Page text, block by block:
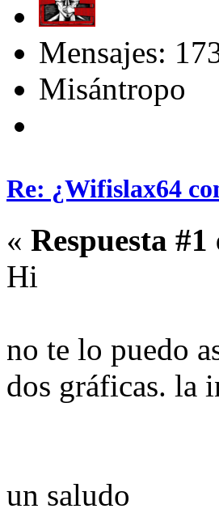
Mensajes:
Misántropo
Re: ¿Wifislax64
« Respuesta #1
Hi
no te lo puedo
dos gráficas. la
un saludo